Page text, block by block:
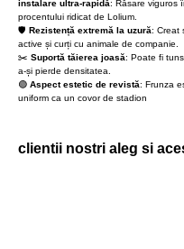
instalare ultra-rapidă: Răsare viguros
procentului ridicat de Lolium.
🛡️ Rezistență extremă la uzură: Creat
active și curți cu animale de companie.
✂️ Suportă tăierea joasă: Poate fi
a-și pierde densitatea.
🟢 Aspect estetic de revistă: Frunza
uniform ca un covor de stadion
clientii nostri aleg si